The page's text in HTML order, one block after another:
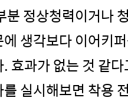
분 정상청력이거나
생각보다 이어키
효과가 없는 것 같
실시해보면 착용